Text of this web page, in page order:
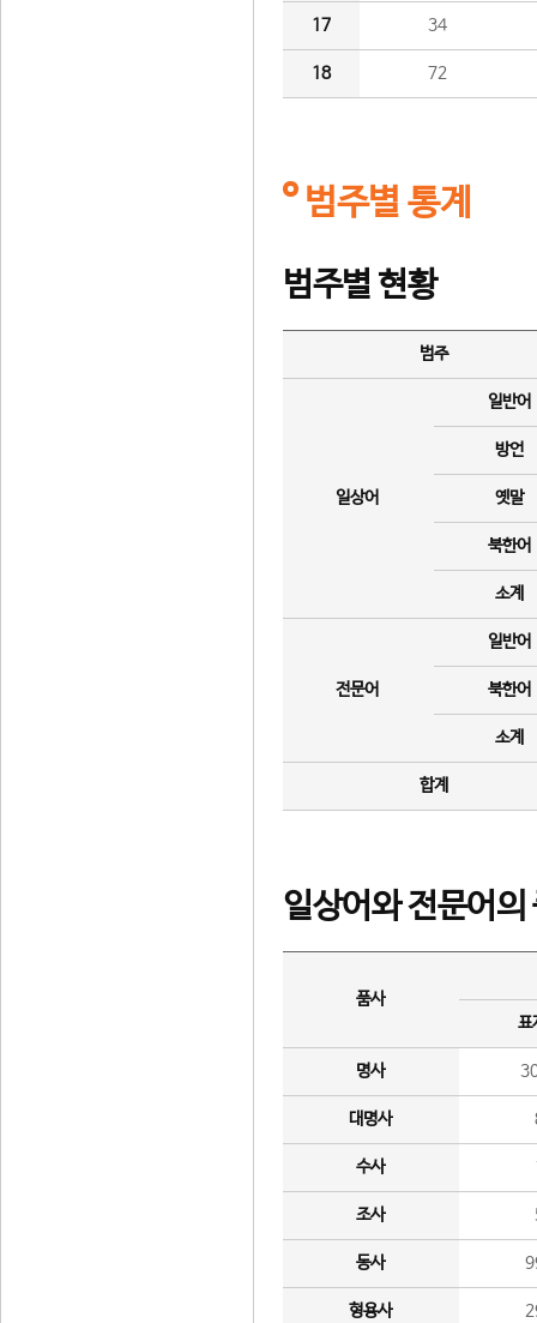
17 34
18 72
범주별 통계
범주별 현황
범주
일상어
일반어
방언
옛말
북한어
소계
전문어
일반어
북한어
소계
합계
일상어와 전문어의
품사
표
명사
대명사
수사
조사
동사
형용사